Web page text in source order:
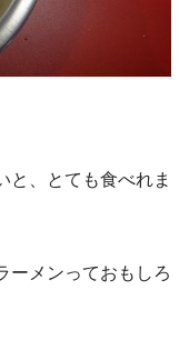
と、とても食べれま
ーメンっておもしろ